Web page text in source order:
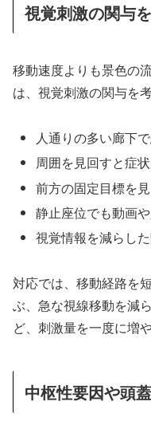
視覚刺激の関与
移動速度よりも景色の
は、視覚刺激の関与を考
人通りの多い廊下
周囲を見回すと症
前方の固定目標を
静止座位でも動画
視覚情報を減らし
対応では、移動経路を
ぶ、急な視線移動を減
ど、刺激量を一度に増
中枢性要因や頭